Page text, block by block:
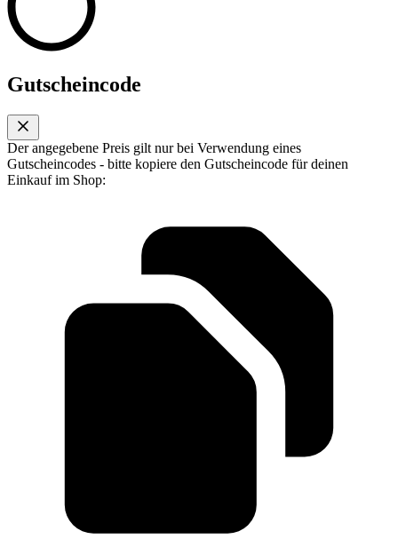
Gutscheincode
Der angegebene Preis gilt nur bei Verwendung eines
Gutscheincodes - bitte kopiere den Gutscheincode für deinen
Einkauf im Shop: